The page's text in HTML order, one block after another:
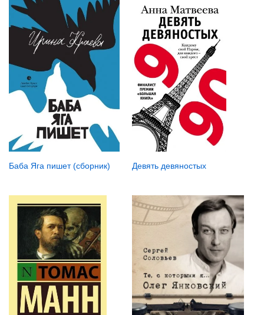
Баба Яга пишет (сборник) Девять девяностых